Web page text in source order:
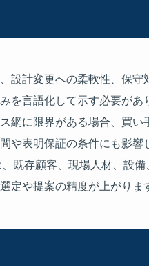
設計変更への柔軟性、保守
を言語化して示す必要があ
網に限界がある場合、買い
や表明保証の条件にも影響
既存顧客、現場人材、設備
定や提案の精度が上がりま